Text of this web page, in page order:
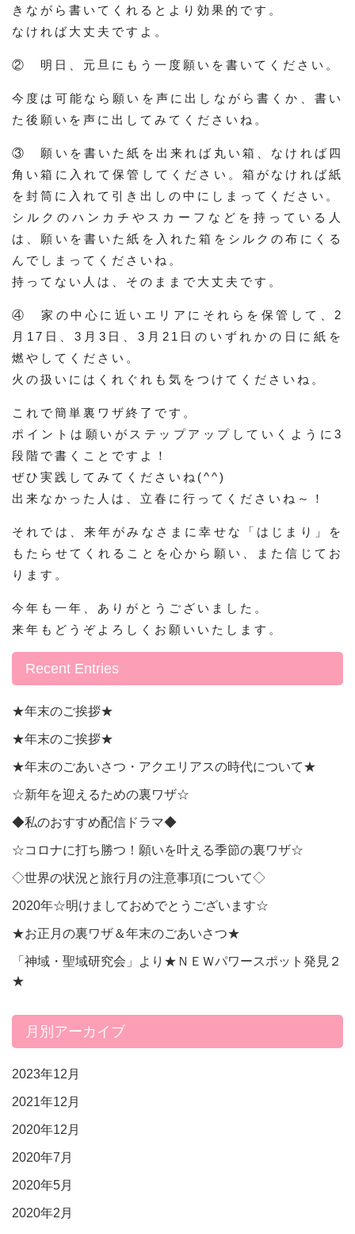
きながら書いてくれるとより効果的です。
なければ大丈夫ですよ。
② 明日、元旦にもう一度願いを書いてください。
今度は可能なら願いを声に出しながら書くか、書い
た後願いを声に出してみてくださいね。
③ 願いを書いた紙を出来れば丸い箱、なければ四
角い箱に入れて保管してください。箱がなければ紙
を封筒に入れて引き出しの中にしまってください。
シルクのハンカチやスカーフなどを持っている人
は、願いを書いた紙を入れた箱をシルクの布にくる
んでしまってくださいね。
持ってない人は、そのままで大丈夫です。
④ 家の中心に近いエリアにそれらを保管して、2
月17日、3月3日、3月21日のいずれかの日に紙を
燃やしてください。
火の扱いにはくれぐれも気をつけてくださいね。
これで簡単裏ワザ終了です。
ポイントは願いがステップアップしていくように3
段階で書くことですよ！
ぜひ実践してみてくださいね(^^)
出来なかった人は、立春に行ってくださいね～！
それでは、来年がみなさまに幸せな「はじまり」を
もたらせてくれることを心から願い、また信じてお
ります。
今年も一年、ありがとうございました。
来年もどうぞよろしくお願いいたします。
Recent Entries
★年末のご挨拶★
★年末のご挨拶★
★年末のごあいさつ・アクエリアスの時代について★
☆新年を迎えるための裏ワザ☆
◆私のおすすめ配信ドラマ◆
☆コロナに打ち勝つ！願いを叶える季節の裏ワザ☆
◇世界の状況と旅行月の注意事項について◇
2020年☆明けましておめでとうございます☆
★お正月の裏ワザ＆年末のごあいさつ★
「神域・聖域研究会」より★ＮＥＷパワースポット発見２
★
月別アーカイブ
2023年12月
2021年12月
2020年12月
2020年7月
2020年5月
2020年2月